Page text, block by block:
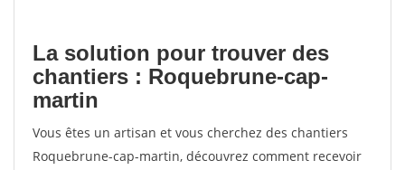
La solution pour trouver des
chantiers : Roquebrune-cap-
martin
Vous êtes un artisan et vous cherchez des chantiers
Roquebrune-cap-martin, découvrez comment recevoir